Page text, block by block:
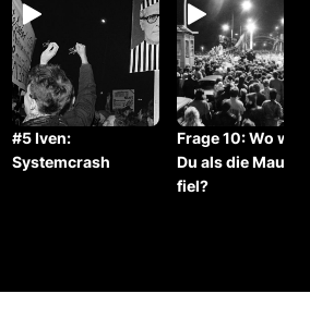
#5 Iven:
Systemcrash
Frage 10: ⁠Wo
Du als die Mauer
fiel?